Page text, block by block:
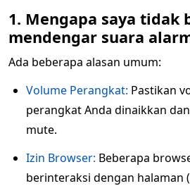
1. Mengapa saya tidak
mendengar suara
Ada beberapa alasan umum:
Volume Perangkat: Pastikan
perangkat Anda dinaikkan
mute.
Izin Browser: Beberapa
berinteraksi dengan halaman